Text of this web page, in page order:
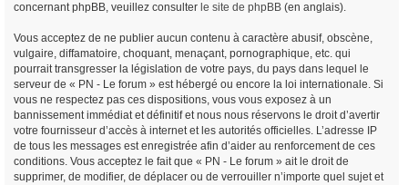
concernant phpBB, veuillez consulter le site de phpBB (en anglais).
Vous acceptez de ne publier aucun contenu à caractère abusif, obscène,
vulgaire, diffamatoire, choquant, menaçant, pornographique, etc. qui
pourrait transgresser la législation de votre pays, du pays dans lequel le
serveur de « PN - Le forum » est hébergé ou encore la loi internationale. Si
vous ne respectez pas ces dispositions, vous vous exposez à un
bannissement immédiat et définitif et nous nous réservons le droit d’avertir
votre fournisseur d’accès à internet et les autorités officielles. L’adresse IP
de tous les messages est enregistrée afin d’aider au renforcement de ces
conditions. Vous acceptez le fait que « PN - Le forum » ait le droit de
supprimer, de modifier, de déplacer ou de verrouiller n’importe quel sujet et